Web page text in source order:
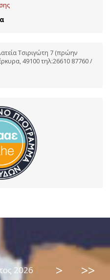
Τσιριγώτη 7 (πρώην
49100 τηλ:26610 87760 /
2026 > >>